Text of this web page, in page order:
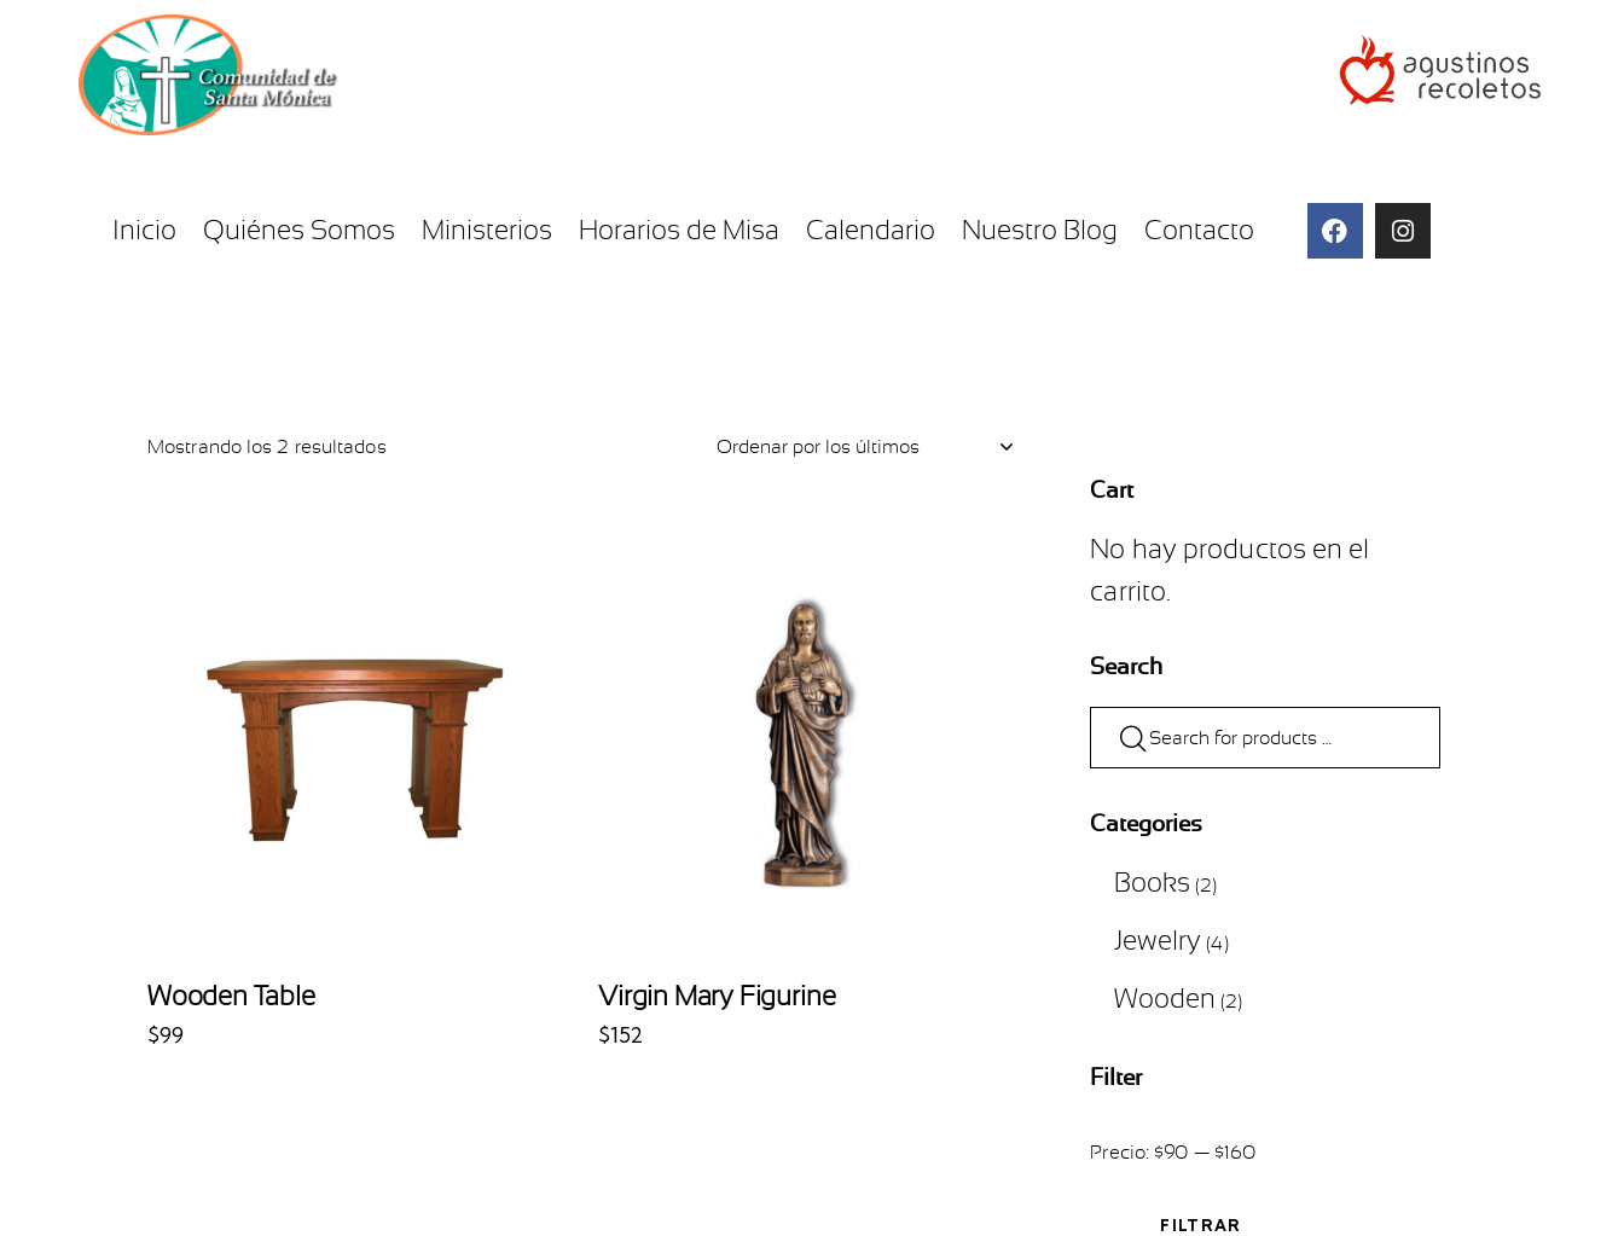
Inicio Quiénes Somos Ministerios Horarios de Misa Calendario Nuestro Blog Contacto
Mostrando los 2 resultados
Wooden Table
$99
Virgin Mary Figurine
$152
Cart
No hay productos en el
carrito.
Search
Categories
Books (2)
Jewelry (4)
Wooden (2)
Filter
FILTRAR
Precio: $90 — $160